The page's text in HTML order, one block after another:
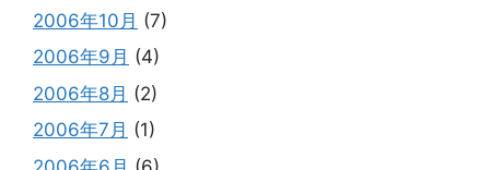
2006年10月 (7)
2006年9月 (4)
2006年8月 (2)
2006年7月 (1)